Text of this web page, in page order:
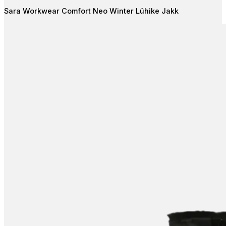
options
Sara Workwear Comfort Neo Winter Lühike Jakk